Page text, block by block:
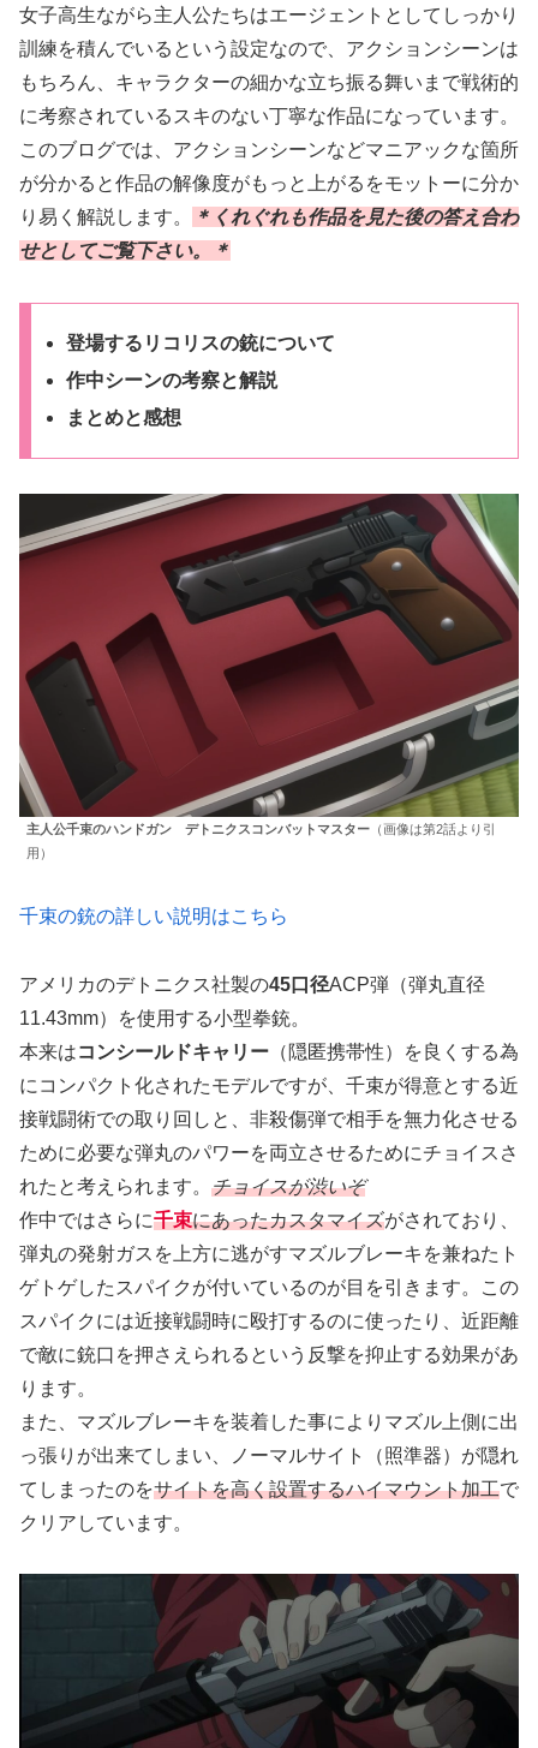
女子高生ながら主人公たちはエージェントとしてしっかり
訓練を積んでいるという設定なので、アクションシーンは
もちろん、キャラクターの細かな立ち振る舞いまで戦術的
に考察されているスキのない丁寧な作品になっています。
このブログでは、アクションシーンなどマニアックな箇所
が分かると作品の解像度がもっと上がるをモットーに分か
り易く解説します。
＊くれぐれも作品を見た後の答え合わ
せとしてご覧下さい。＊
登場するリコリスの銃について
作中シーンの考察と解説
まとめと感想
主人公千束のハンドガン デトニクスコンバットマスター （画像は第2話より引
用）
千束の銃の詳しい説明はこちら
アメリカのデトニクス社製の45口径ACP弾（弾丸直径
11.43mm）を使用する小型拳銃。
本来はコンシールドキャリー （隠匿携帯性）を良くする為
にコンパクト化されたモデルですが、千束が得意とする近
接戦闘術での取り回しと、非殺傷弾で相手を無力化させる
ために必要な弾丸のパワーを両立させるためにチョイスさ
れたと考えられます。 チョイスが渋いぞ
作中ではさらに千束にあったカスタマイズがされており、
弾丸の発射ガスを上方に逃がすマズルブレーキを兼ねたト
ゲトゲしたスパイクが付いているのが目を引きます。この
スパイクには近接戦闘時に殴打するのに使ったり、近距離
で敵に銃口を押さえられるという反撃を抑止する効果があ
ります。
また、マズルブレーキを装着した事によりマズル上側に出
っ張りが出来てしまい、ノーマルサイト（照準器）が隠れ
てしまったのをサイトを高く設置するハイマウント加工で
クリアしています。